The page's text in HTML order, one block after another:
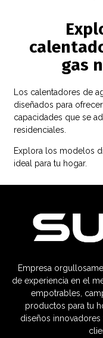
gas
Los calentadores de
diseñados para
capacidades que se
residenciales.
Explora los modelos
ideal para tu hogar.
Empresa
de experiencia en el
empotrables,
productos para tu
diseños